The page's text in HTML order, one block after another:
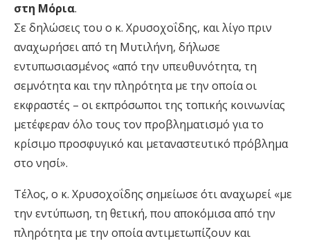
στη Μόρια.
Σε δηλώσεις του ο κ. Χρυσοχοΐδης, και λίγο πριν
αναχωρήσει από τη Μυτιλήνη, δήλωσε
εντυπωσιασμένος «από την υπευθυνότητα, τη
σεμνότητα και την πληρότητα με την οποία οι
εκφραστές – οι εκπρόσωποι της τοπικής κοινωνίας
μετέφεραν όλο τους τον προβληματισμό για το
κρίσιμο προσφυγικό και μεταναστευτικό πρόβλημα
στο νησί».
Τέλος, ο κ. Χρυσοχοΐδης σημείωσε ότι αναχωρεί «με
την εντύπωση, τη θετική, που αποκόμισα από την
πληρότητα με την οποία αντιμετωπίζουν και